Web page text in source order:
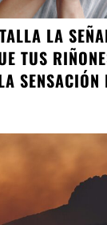
LA
TUS
SENSACIÓN